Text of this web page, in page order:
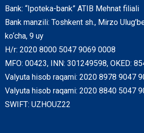
Bank: “Ipoteka-bank” ATIB Mehnat filiali
Bank manzili: Toshkent sh., Mirzo
ko‘cha, 9 uy
H/r: 2020 8000 5047 9069 0008
MFO: 00423, INN: 301249598, OKED:
Valyuta hisob raqami: 2020 8978 9047
Valyuta hisob raqami: 2020 8840 5047
SWIFT: UZHOUZ22